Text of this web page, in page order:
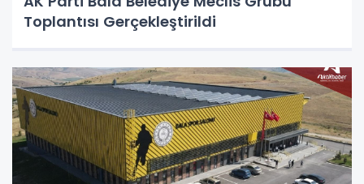
Toplantısı Gerçekleştirildi